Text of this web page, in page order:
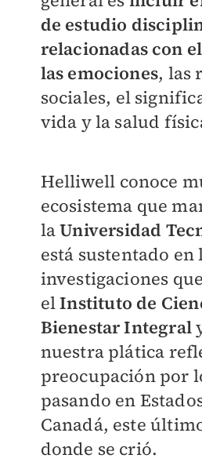
de estudio
relacionadas con
las emociones, las
sociales, el
vida y la salud
Helliwell conoce
ecosistema que
laUniversidad
está sustentado en
investigaciones
elInstituto de
Bienestar Integral
nuestra plática
preocupación por
pasando en
Canadá, este
donde se crió.